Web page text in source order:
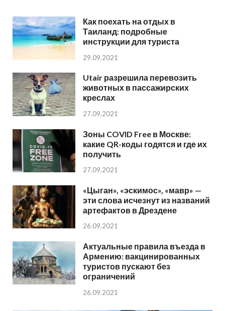
Как поехать на отдых в
Таиланд: подробные
инструкции для туриста
29.09.2021
Utair разрешила перевозить
животных в пассажирских
креслах
27.09.2021
Зоны COVID Free в Москве:
какие QR-коды годятся и где их
получить
27.09.2021
«Цыган», «эскимос», «мавр» —
эти слова исчезнут из названий
артефактов в Дрездене
26.09.2021
Актуальные правила въезда в
Армению: вакцинированных
туристов пускают без
ограничений
26.09.2021